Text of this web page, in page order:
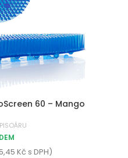
60 – Mango
Kč s DPH)